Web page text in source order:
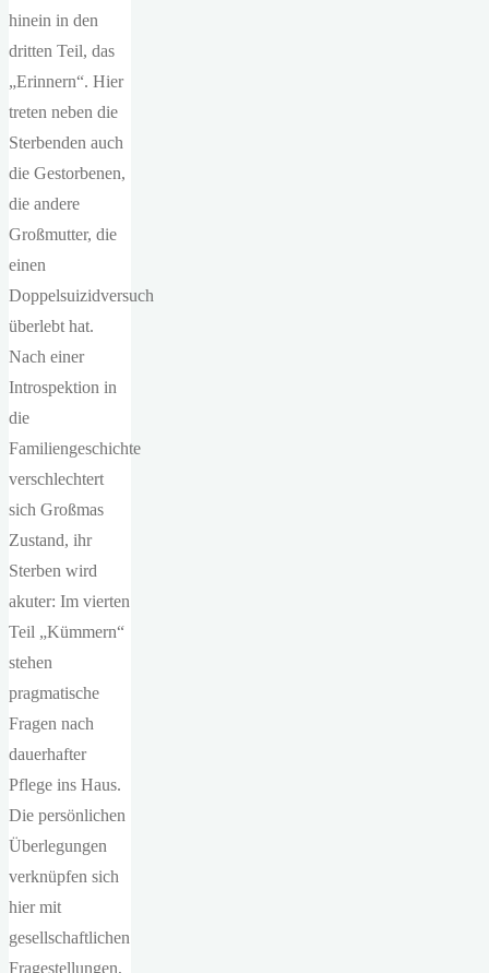
hinein in den
dritten Teil, das
„Erinnern“. Hier
treten neben die
Sterbenden auch
die Gestorbenen,
die andere
Großmutter, die
einen
Doppelsuizidversuch
überlebt hat.
Nach einer
Introspektion in
die
Familiengeschichte
verschlechtert
sich Großmas
Zustand, ihr
Sterben wird
akuter: Im vierten
Teil „Kümmern“
stehen
pragmatische
Fragen nach
dauerhafter
Pflege ins Haus.
Die persönlichen
Überlegungen
verknüpfen sich
hier mit
gesellschaftlichen
Fragestellungen,